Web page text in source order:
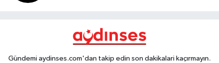
Gündemi aydinses.com'dan takip edin son dakikalari kaçırmayın.